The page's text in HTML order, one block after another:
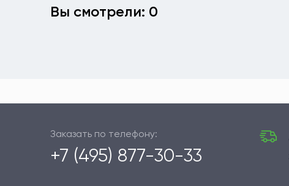
Вы смотрели: 0
Заказать по телефону:
+7 (495) 877-30-33